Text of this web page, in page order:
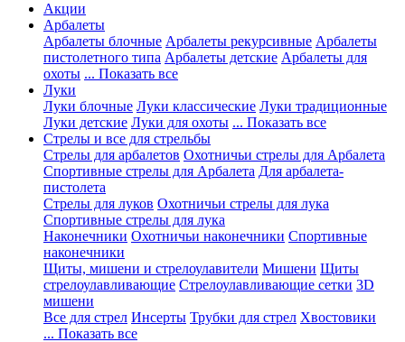
Акции
Арбалеты
Арбалеты блочные Арбалеты рекурсивные Арбалеты
пистолетного типа Арбалеты детские Арбалеты для
охоты ... Показать все
Луки
Луки блочные Луки классические Луки традиционные
Луки детские Луки для охоты ... Показать все
Стрелы и все для стрельбы
Стрелы для арбалетов Охотничьи стрелы для Арбалета
Спортивные стрелы для Арбалета Для арбалета-
пистолета
Стрелы для луков Охотничьи стрелы для лука
Спортивные стрелы для лука
Наконечники Охотничьи наконечники Спортивные
наконечники
Щиты, мишени и стрелоулавители Мишени Щиты
стрелоулавливающие Стрелоулавливающие сетки 3D
мишени
Все для стрел Инсерты Трубки для стрел Хвостовики
... Показать все